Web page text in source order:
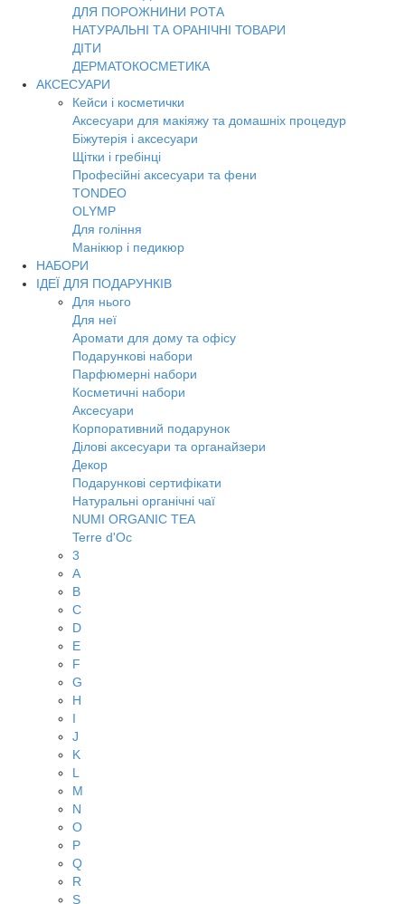
ДЛЯ ПОРОЖНИНИ РОТА
НАТУРАЛЬНІ ТА ОРАНІЧНІ ТОВАРИ
ДІТИ
ДЕРМАТОКОСМЕТИКА
АКСЕСУАРИ
Кейси і косметички
Аксесуари для макіяжу та домашніх процедур
Біжутерія і аксесуари
Щітки і гребінці
Професійні аксесуари та фени
TONDEO
OLYMP
Для гоління
Манікюр і педикюр
НАБОРИ
ІДЕЇ ДЛЯ ПОДАРУНКІВ
Для нього
Для неї
Аромати для дому та офісу
Подарункові набори
Парфюмерні набори
Косметичні набори
Аксесуари
Корпоративний подарунок
Ділові аксесуари та органайзери
Декор
Подарункові сертифікати
Натуральні органічні чаї
NUMI ORGANIC TEA
Terre d'Oc
3
A
B
C
D
E
F
G
H
I
J
K
L
M
N
O
P
Q
R
S